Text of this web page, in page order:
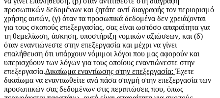
προσωπικών δεδομένων και ζητάτε αντί διαγραφής τον περιορισμό
χρήσης αυτών, (γ) όταν τα προσωπικά δεδομένα δεν χρειάζονται
για τους σκοπούς επεξεργασίας, σας είναι ωστόσο απαραίτητα για
τη θεμελίωση, άσκηση, υποστήριξη νομικών αξιώσεων, και (δ)
όταν εναντιώνεστε στην επεξεργασία και μέχρι να γίνει
επαλήθευση ότι υπάρχουν νόμιμοι λόγοι που μας αφορούν και
υπερισχύουν των λόγων για τους οποίους εναντιώνεστε στην
επεξεργασία.Δικαίωμα εναντίωσης στην επεξεργασία:Έχετε
δικαίωμα να εναντιωθείτε ανά πάσα στιγμή στην επεξεργασία των
προσωπικών σας δεδομένων στις περιπτώσεις που, όπως